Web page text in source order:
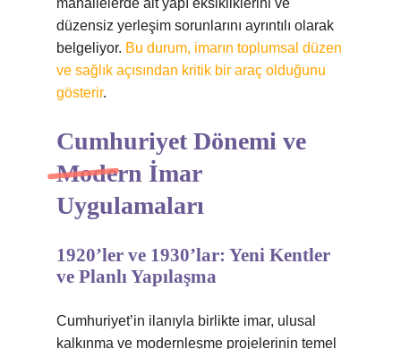
mahallelerde alt yapı eksikliklerini ve
düzensiz yerleşim sorunlarını ayrıntılı olarak
belgeliyor. Bu durum, imarın toplumsal düzen
ve sağlık açısından kritik bir araç olduğunu
gösterir.
Cumhuriyet Dönemi ve
Modern İmar
Uygulamaları
1920’ler ve 1930’lar: Yeni Kentler
ve Planlı Yapılaşma
Cumhuriyet’in ilanıyla birlikte imar, ulusal
kalkınma ve modernleşme projelerinin temel